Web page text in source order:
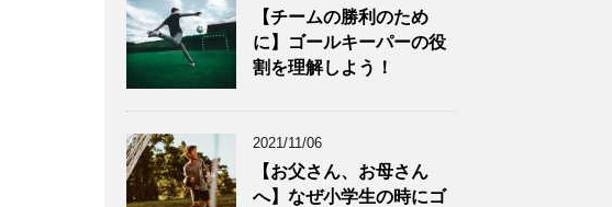
【チームの勝利のため
に】ゴールキーパーの役
割を理解しよう！
2021/11/06
【お父さん、お母さん
へ】なぜ小学生の時にゴ